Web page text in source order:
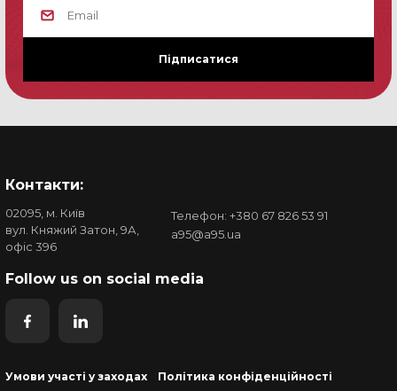
Підписатися
Контакти:
02095, м. Київ
вул. Княжий Затон, 9А,
офіс 396
Телефон: +380 67 826 53 91
a95@a95.ua
Follow us on social media
Умови участі у заходах Політика конфіденційності